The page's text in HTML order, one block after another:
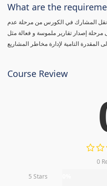
What are the
قادر على نقل المشارك في الكورس من مرحلة عدم
إصدار تقارير ملموسة و فعالة مثل
Course Review
0
5 Stars